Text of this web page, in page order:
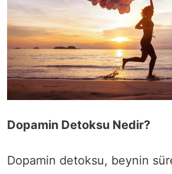
Dopamin Detoksu Nedir?
Dopamin detoksu, beynin